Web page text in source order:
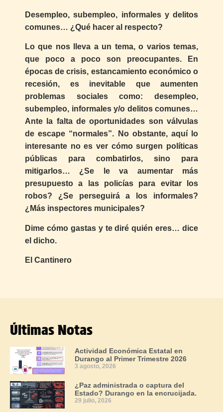
Desempleo, subempleo, informales y delitos
comunes… ¿Qué hacer al respecto?
Lo que nos lleva a un tema, o varios temas,
que poco a poco son preocupantes. En
épocas de crisis, estancamiento económico o
recesión, es inevitable que aumenten
problemas sociales como: desempleo,
subempleo, informales y/o delitos comunes…
Ante la falta de oportunidades son válvulas
de escape “normales”. No obstante, aquí lo
interesante no es ver cómo surgen políticas
públicas para combatirlos, sino para
mitigarlos… ¿Se le va aumentar más
presupuesto a las policías para evitar los
robos? ¿Se perseguirá a los informales?
¿Más inspectores municipales?
Dime cómo gastas y te diré quién eres… dice
el dicho.
El Cantinero
Últimas Notas
Actividad Económica Estatal en
Durango al Primer Trimestre 2026
3 agosto, 2026
¿Paz administrada o captura del
Estado? Durango en la encrucijada.
29 julio, 2026